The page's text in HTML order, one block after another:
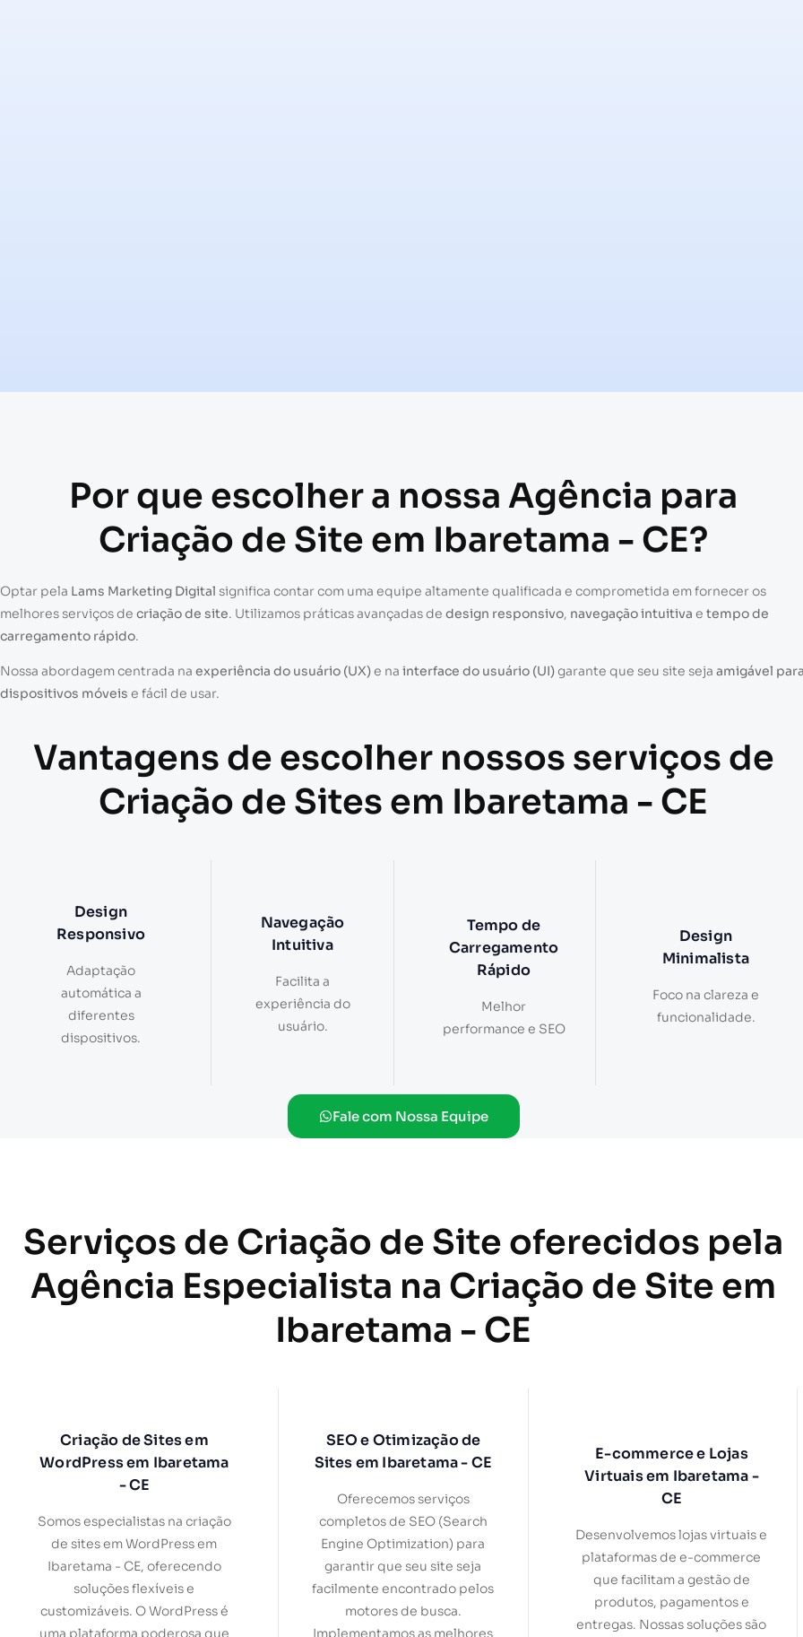
Por que escolher a nossa Agência para
Criação de Site em Ibaretama - CE?
Optar pela Lams Marketing Digital significa contar com uma equipe altamente qualificada e comprometida em fornecer os
melhores serviços de criação de site. Utilizamos práticas avançadas de design responsivo, navegação intuitiva e tempo de
carregamento rápido.
Nossa abordagem centrada na experiência do usuário (UX)e na interface do usuário (UI)garante que seu site seja amigável
dispositivos móveis e fácil de usar.
Vantagens de escolher nossos serviços de
Criação de Sites em Ibaretama - CE
Design
Responsivo
Adaptação
automática a
diferentes
dispositivos.
Navegação
Intuitiva
Facilita a
experiência do
usuário.
Tempo de
Carregamento
Rápido
Melhor
performance e SEO
Design
Minimalista
Foco na clareza e
funcionalidade.
Fale com Nossa Equipe
Serviços de Criação de Site oferecidos pela
Agência Especialista na Criação de Site em
Ibaretama - CE
Criação de Sites em
WordPress em Ibaretama
- CE
Somos especialistas na criação
de sites em WordPress em
Ibaretama - CE, oferecendo
soluções flexíveis e
customizáveis. O WordPress é
uma plataforma poderosa que
SEO e Otimização de
Sites em Ibaretama - CE
Oferecemos serviços
completos de SEO (Search
Engine Optimization) para
garantir que seu site seja
facilmente encontrado pelos
motores de busca.
Implementamos as melhores
E-commerce e Lojas
Virtuais em Ibaretama -
CE
Desenvolvemos lojas virtuais e
plataformas de e-commerce
que facilitam a gestão de
produtos, pagamentos e
entregas. Nossas soluções são